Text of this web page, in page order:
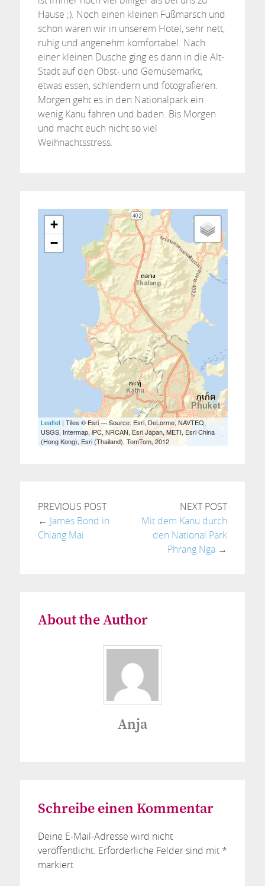
Hause ;). Noch einen kleinen Fußmarsch und
schon waren wir in unserem Hotel, sehr nett,
ruhig und angenehm komfortabel. Nach
einer kleinen Dusche ging es dann in die Alt-
Stadt auf den Obst- und Gemüsemarkt,
etwas essen, schlendern und fotografieren.
Morgen geht es in den Nationalpark ein
wenig Kanu fahren und baden. Bis Morgen
und macht euch nicht so viel
Weihnachtsstress.
PREVIOUS POST
← James Bond in
Chiang Mai
NEXT POST
Mit dem Kanu durch
den National Park
Phrang Nga →
About the Author
Anja
Schreibe einen Kommentar
Deine E-Mail-Adresse wird nicht
veröffentlicht. Erforderliche Felder sind mit *
markiert